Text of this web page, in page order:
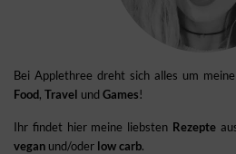
Bei Applethree dreht sich alles um meine
Food, Travel und Games!
Ihr findet hier meine liebsten Rezepte
vegan und/oder low carb.